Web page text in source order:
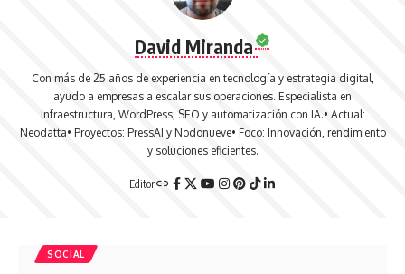
David Miranda
Con más de 25 años de experiencia en tecnología y estrategia digital,
ayudo a empresas a escalar sus operaciones. Especialista en
infraestructura, WordPress, SEO y automatización con IA.• Actual:
Neodatta• Proyectos: PressAI y Nodonueve• Foco: Innovación, rendimiento
y soluciones eficientes.
Editor
SOCIAL